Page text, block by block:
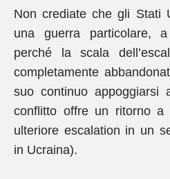
Non crediate che gli Stati
una guerra particolare,
perché la scala
completamente
suo continuo appoggiarsi
conflitto offre un ritorno a
ulteriore escalation in un
in Ucraina).